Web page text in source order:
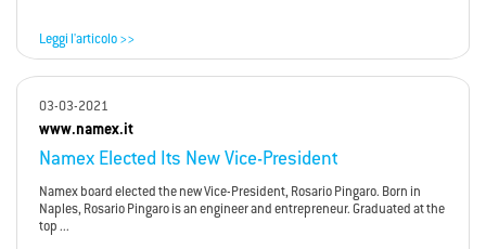
Leggi l'articolo >>
03-03-2021
www.namex.it
Namex Elected Its New Vice-President
Namex board elected the new Vice-President, Rosario Pingaro. Born in
Naples, Rosario Pingaro is an engineer and entrepreneur. Graduated at the
top ...